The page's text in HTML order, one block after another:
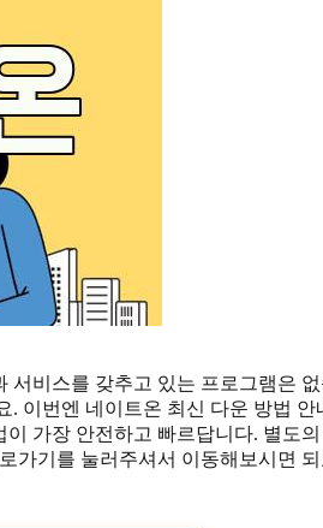
비스를 갖추고 있는 프로그램은
이번엔 네이트온 최신 다운 방법 안
가장 안전하고 빠르답니다. 별도
가기를 눌러주셔서 이동해보시면 되